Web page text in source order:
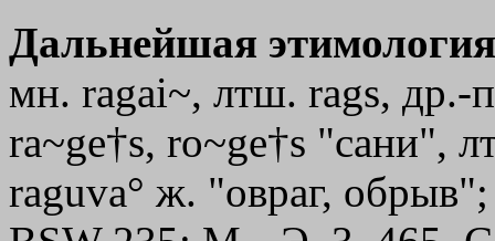
Дальнейшая
мн. ragai~, лтш. rags, др.-
ra~ge†s, ro~ge†s "сани",
raguva° ж. "овраг,